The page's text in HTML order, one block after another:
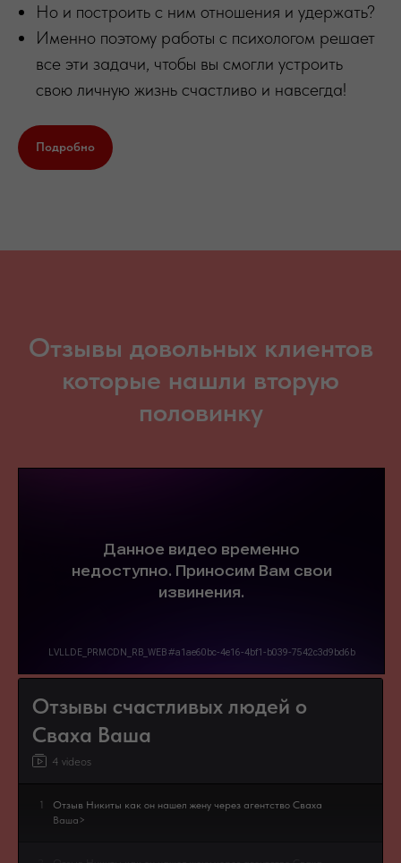
Но и построить с ним отношения и удержать?
Именно поэтому работы с психологом решает
все эти задачи, чтобы вы смогли устроить
свою личную жизнь счастливо и навсегда!
Подробно
Отзывы довольных клиентов
которые нашли вторую
половинку
Отзывы счастливых людей о
Сваха Ваша
4 videos
1
Отзыв Никиты как он нашел жену через агентство Сваха
Ваша>